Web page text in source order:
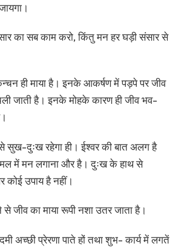
का सब काम करो, किंतु मन हर घड़ी संसार से
ही माया है। इनके आकर्षण में पड़पे पर जीव
जाती है। इनके मोहके कारण ही जीव भव-
सुख-दुःख रहेगा ही। ईश्वर की बात अलग है
में मन लगाना और है। दुःख के हाथ से
कोई उपाय है नहीं।
जीव का माया रूपी नशा उतर जाता है।
अच्छी प्रेरणा पाते हों तथा शुभ- कार्य में लगतें